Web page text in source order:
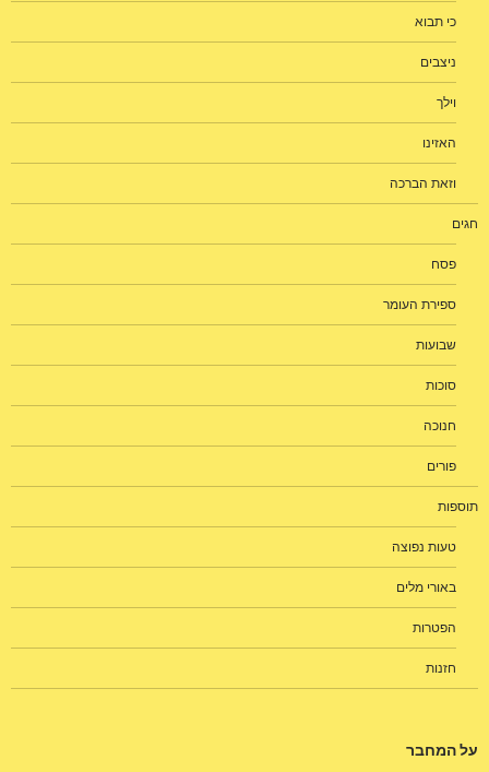
כי תבוא
ניצבים
וילך
האזינו
וזאת הברכה
חגים
פסח
ספירת העומר
שבועות
סוכות
חנוכה
פורים
תוספות
טעות נפוצה
באורי מלים
הפטרות
חזנות
על המחבר